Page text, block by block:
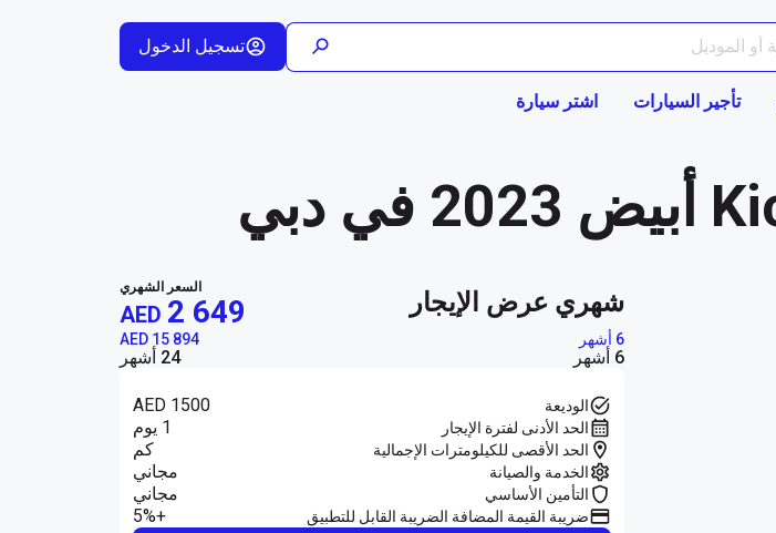
تسجيل الدخول
تأجير السيارات اشتر سيارة
شهري عرض الإيجار السعر الشهري
AED 2 649
6 أشهر AED 15 894
6 أشهر 24 أشهر
الوديعة AED 1500
الحد الأدنى لفترة الإيجار 1 يوم
الحد الأقصى للكيلومترات الإجمالية كم
الخدمة والصيانة مجاني
التأمين الأساسي مجاني
ضريبة القيمة المضافة الضريبة القابل للتطبيق
+5%